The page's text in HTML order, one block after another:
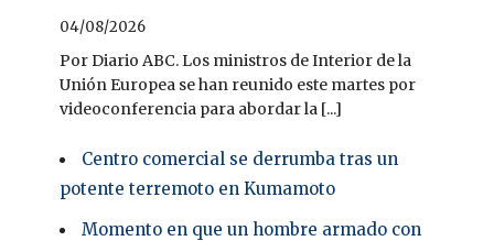
04/08/2026
Por Diario ABC. Los ministros de Interior de la
Unión Europea se han reunido este martes por
videoconferencia para abordar la [...]
Centro comercial se derrumba tras un
potente terremoto en Kumamoto
Momento en que un hombre armado con